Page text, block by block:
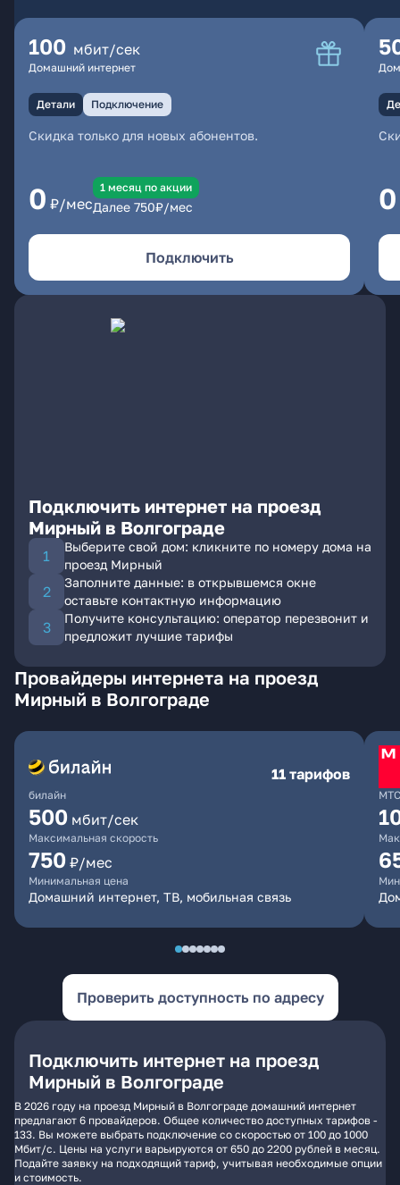
100 мбит/сек
Домашний интернет
Детали Подключение
Скидка только для новых абонентов.
0 ₽/мес
1 месяц по акции
Далее 750₽/мес
Подключить
0
Подключить интернет на проезд
Мирный в Волгограде
Выберите свой дом: кликните по номеру дома на
проезд Мирный
Заполните данные: в открывшемся окне
оставьте контактную информацию
Получите консультацию: оператор перезвонит и
предложит лучшие тарифы
Провайдеры интернета на проезд
Мирный в Волгограде
билайн
11 тарифов
500 мбит/сек
Максимальная скорость
750 ₽/мес
Минимальная цена
Домашний интернет, ТВ, мобильная связь
МТС
Проверить доступность по адресу
Подключить интернет на проезд
Мирный в Волгограде
В 2026 году на проезд Мирный в Волгограде домашний интернет
предлагают 6 провайдеров. Общее количество доступных тарифов -
133. Вы можете выбрать подключение со скоростью от 100 до 1000
Мбит/с. Цены на услуги варьируются от 650 до 2200 рублей в месяц.
Подайте заявку на подходящий тариф, учитывая необходимые опции
и стоимость.